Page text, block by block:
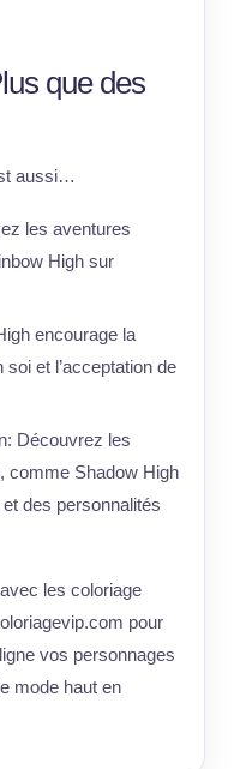
que des
aussi…
les aventures
High sur
encourage la
soi et l’acceptation de
Découvrez les
comme Shadow High
des personnalités
les coloriage
pour
vos personnages
mode haut en